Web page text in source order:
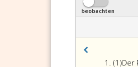
beobachten
(1)Der